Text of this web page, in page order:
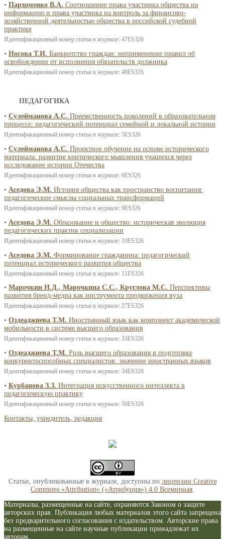
• Пархоменко В.А. Соотношение права участника общества на
информацию и права участника на контроль за финансово-
хозяйственной деятельностью общества в российской судебной
практике
Идентификационный номер статьи в журнале: 47ES326
• Носова Т.И. Банкротство граждан: неприменение правил об
освобождении от исполнения обязательств должника
Идентификационный номер статьи в журнале: 48ES326
ПЕДАГОГИКА
• Сулейманова А.С. Преемственность поколений в образовательном
процессе: педагогический потенциал семейной и локальной истории
Идентификационный номер статьи в журнале: 5ES326
• Сулейманова А.С. Проектное обучение на основе исторического
материала: развитие критического мышления учащихся через
исследование истории Отечества
Идентификационный номер статьи в журнале: 6ES326
• Аседова Э.М. История общества как пространство воспитания:
педагогические смыслы социальных трансформаций
Идентификационный номер статьи в журнале: 9ES326
• Аседова Э.М. Образование и общество: историческая эволюция
педагогических практик социализации
Идентификационный номер статьи в журнале: 10ES326
• Аседова Э.М. Формирование гражданина: педагогический
потенциал исторического развития общества
Идентификационный номер статьи в журнале: 11ES326
• Марочкин Н.Д., Марочкина С.С., Круглова М.С. Перспективы
развития бренд-медиа как инструмента продвижения вуза
Идентификационный номер статьи в журнале: 27ES326
• Оздеаджиева Т.М. Иностранный язык как компонент академической
мобильности в системе высшего образования
Идентификационный номер статьи в журнале: 33ES326
• Оздеаджиева Т.М. Роль высшего образования в подготовке
конкурентоспособных специалистов: значение иностранных языков
Идентификационный номер статьи в журнале: 34ES326
• Курбанова З.З. Интеграция искусственного интеллекта в
педагогическую практику
Идентификационный номер статьи в журнале: 50ES326
Контакты, учредитель, редакция
Статьи, опубликованные в журнале, доступны по лицензии Creative
Commons «Attribution» («Атрибуция») 4.0 Всемирная
Материалы, размещенные на сайте, охраняются Законом о защите
авторских прав. Публикация любых материалов этого сайта запрещена
без предварительного согласования с издательством. Авторские права
на размещенные на сайте научные публикации принадлежат их
авторам.